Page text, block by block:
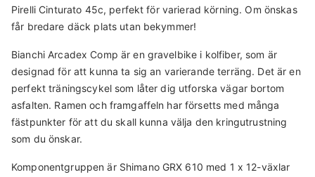
Kassett
Vevparti
Shimano GRX RX610, 40T
(28.6mm)
Sadel
Velomann MITORA 149 H2, längd 250mm, bredd 149mm
Sadelstolpe
Velomann Kolfiber UD, diameter 27,2mm
Pirelli Cinturato 45c, perfekt för varierad körning. Om önskas
får bredare däck plats utan bekymmer!
Bianchi Arcadex Comp är en gravelbike i kolfiber, som är
designad för att kunna ta sig an varierande terräng. Det är en
perfekt träningscykel som låter dig utforska vägar bortom
asfalten. Ramen och framgaffeln har försetts med många
fästpunkter för att du skall kunna välja den kringutrustning
som du önskar.
Komponentgruppen är Shimano GRX 610 med 1 x 12-växlar